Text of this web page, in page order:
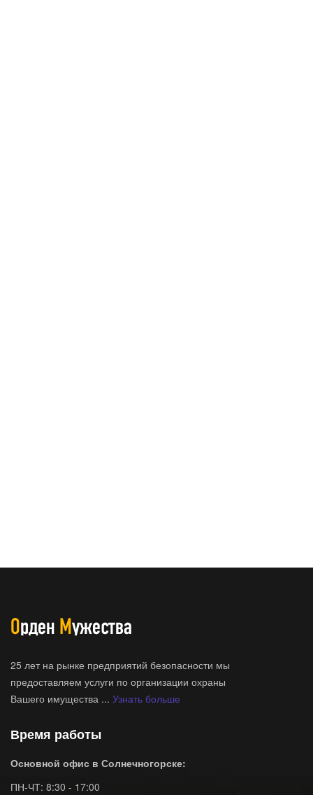
25 лет на рынке предприятий безопасности мы
предоставляем услуги по организации охраны
Вашего имущества ... Узнать больше
Время работы
Основной офис в Солнечногорске:
ПН-ЧТ: 8:30 - 17:00